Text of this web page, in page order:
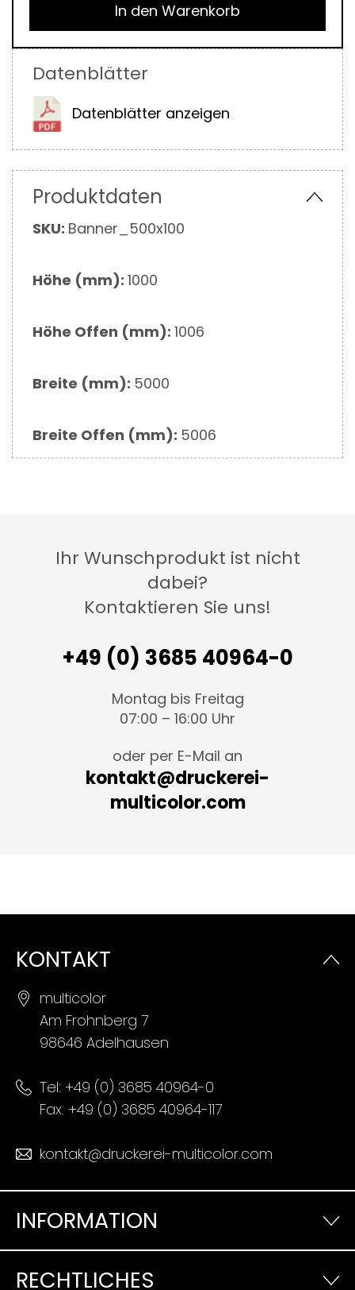
In den Warenkorb
Datenblätter
Datenblätter anzeigen
Produktdaten
Mehr
SKU: Banner_500x100
Höhe (mm): 1000
Höhe Offen (mm): 1006
Breite (mm): 5000
Breite Offen (mm): 5006
Ihr Wunschprodukt ist nicht
dabei?
Kontaktieren Sie uns!
+49 (0) 3685 40964-0
Montag bis Freitag
07:00 – 16:00 Uhr
oder per E-Mail an
kontakt@druckerei-
multicolor.com
KONTAKT
multicolor
Am Frohnberg 7
98646 Adelhausen
Tel: +49 (0) 3685 40964-0
Fax: +49 (0) 3685 40964-117
kontakt@druckerei-multicolor.com
INFORMATION
RECHTLICHES